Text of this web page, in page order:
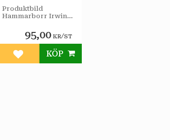
Produktbild
Hammarborr Irwin
95,00KR/ST
Lägg till i favoriter
KÖP